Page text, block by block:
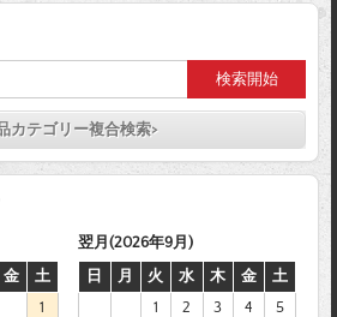
カテゴリー複合検索>
金
土
1
翌月(2026年9月)
日
月 火 水 木 金
土
1
2 3 4
5